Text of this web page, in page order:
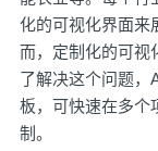
化的可视化界面来
而，定制化的可视
了解决这个问题，
板，可快速在多个
制。